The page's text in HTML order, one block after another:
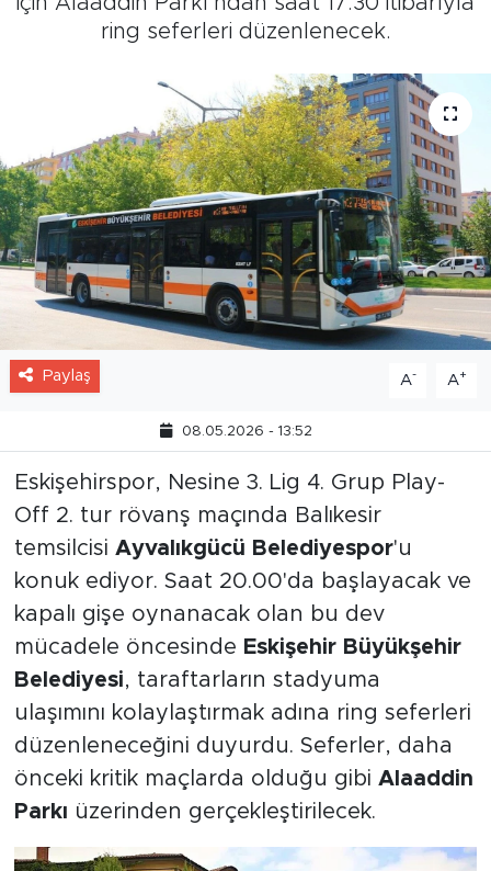
ring seferleri düzenlenecek.
Paylaş A- A+
08.05.2026 - 13:52
Eskişehirspor, Nesine 3. Lig 4. Grup Play-
Off 2. tur rövanş maçında Balıkesir
temsilcisi Ayvalıkgücü Belediyespor'u
konuk ediyor. Saat 20.00'da başlayacak ve
kapalı gişe oynanacak olan bu dev
mücadele öncesinde Eskişehir Büyükşehir
Belediyesi, taraftarların stadyuma
ulaşımını kolaylaştırmak adına ring seferleri
düzenleneceğini duyurdu. Seferler, daha
önceki kritik maçlarda olduğu gibi Alaaddin
Parkı üzerinden gerçekleştirilecek.